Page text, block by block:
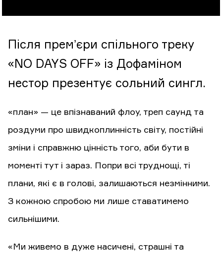
Після премʼєри спільного треку
«NO DAYS OFF» із Дофаміном
нестор презентує сольний сингл.
«план» — це впізнаваний флоу, треп саунд та
роздуми про швидкоплинність світу, постійні
зміни і справжню цінність того, аби бути в
моменті тут і зараз. Попри всі труднощі, ті
плани, які є в голові, залишаються незмінними.
З кожною спробою ми лише ставатимемо
сильнішими.
«Ми живемо в дуже насичені, страшні та